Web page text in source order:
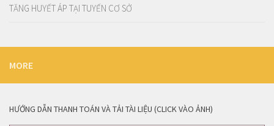
TĂNG HUYẾT ÁP TẠI TUYẾN CƠ SỞ
MORE
HƯỚNG DẪN THANH TOÁN VÀ TẢI TÀI LIỆU (CLICK VÀO ẢNH)